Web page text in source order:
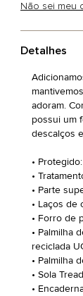
Não sei meu
Detalhes
adoram.
possui um
descalços
•
•
• Parte
• Laços de
• Forro de
• Palmilha
reciclada
• Palmilha
• Sola
•